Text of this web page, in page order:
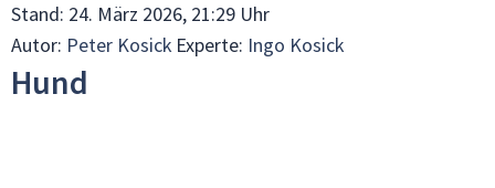
Stand: 24. März 2026, 21:29 Uhr
Autor: Peter Kosick Experte: Ingo Kosick
Hund